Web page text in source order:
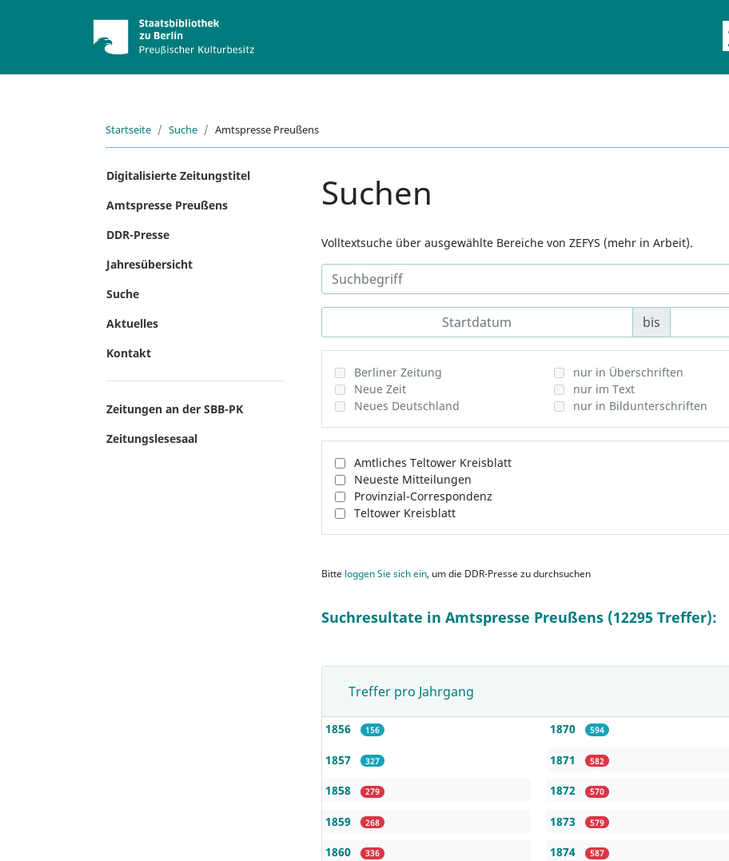
Startseite Suche Amtspresse Preußens
Digitalisierte Zeitungstitel
Amtspresse Preußens
DDR-Presse
Jahresübersicht
Suche
Aktuelles
Kontakt
Zeitungen an der SBB-PK
Zeitungslesesaal
Suchen
Volltextsuche über ausgewählte Bereiche von ZEFYS (mehr in Arbeit).
bis
Berliner Zeitung
Neue Zeit
Neues Deutschland
nur in Überschriften
nur im Text
nur in Bildunterschriften
Amtliches Teltower Kreisblatt
Neueste Mitteilungen
Provinzial-Correspondenz
Teltower Kreisblatt
Bitte loggen Sie sich ein, um die DDR-Presse zu durchsuchen
Suchresultate in Amtspresse Preußens (12295 Treffer):
Treffer pro Jahrgang
1856 156
1857 327
1858 279
1859 268
1860 336
1870 594
1871 582
1872 570
1873 579
1874 587